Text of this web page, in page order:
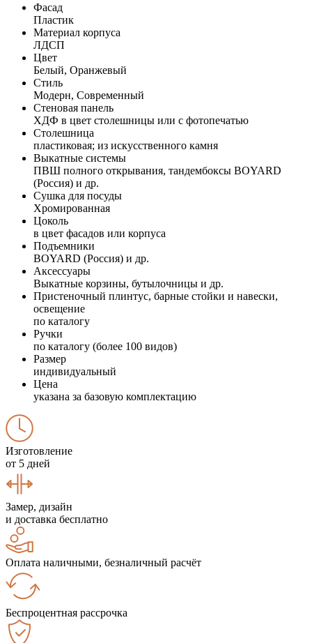
Фасад
Пластик
Материал корпуса
ЛДСП
Цвет
Белый, Оранжевый
Стиль
Модерн, Современный
Стеновая панель
ХДФ в цвет столешницы или с фотопечатью
Столешница
пластиковая; из искусственного камня
Выкатные системы
ПВШ полного открывания, тандембоксы BOYARD
(Россия) и др.
Сушка для посуды
Хромированная
Цоколь
в цвет фасадов или корпуса
Подъемники
BOYARD (Россия) и др.
Аксессуары
Выкатные корзины, бутылочницы и др.
Пристеночный плинтус, барные стойки и навески,
освещение
по каталогу
Ручки
по каталогу (более 100 видов)
Размер
индивидуальный
Цена
указана за базовую комплектацию
Изготовление
от 5 дней
Замер, дизайн
и доставка бесплатно
Оплата наличными, безналичный расчёт
Беспроцентная рассрочка